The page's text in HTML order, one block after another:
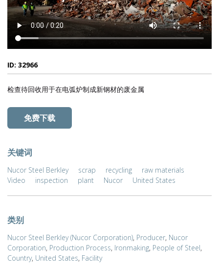
ID: 32966
检查待回收用于在电弧炉制成新钢材的废金属
免费下载
关键词
Nucor Steel Berkley scrap recycling
raw materials
Video
inspection plant Nucor United States
类别
Nucor Steel Berkley (Nucor Corporation), Producer, Nucor
Corporation, Production Process, Ironmaking, People of Steel,
Country, United States, Facility